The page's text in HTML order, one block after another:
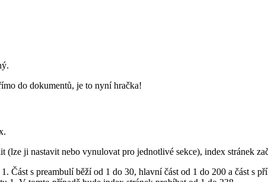
do dokumentů, je to nyní hračka!
.
(lze ji nastavit nebo vynulovat pro jednotlivé sekce), index stránek
Část s preambulí běží od 1 do 30, hlavní část od 1 do 200 a část s